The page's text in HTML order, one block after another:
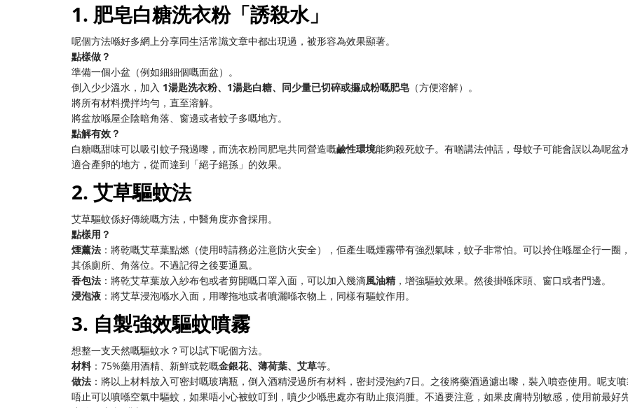
1. 肥皂白糖洗衣粉「誘殺水」
呢個方法喺好多網上分享同生活常識文章中都出現過，被形容為效果顯著。
點樣做？
準備一個小盆（例如細細個嘅面盆）。
倒入少少溫水，加入 1湯匙洗衣粉、1湯匙白糖、同少量已切碎或攞成粉嘅肥皂 （方便溶解）。
將所有材料攪拌均勻，直至溶解。
將盆放喺屋企陰暗角落、窗邊或者蚊子多嘅地方。
點解有效？
白糖嘅甜味可以吸引蚊子飛過嚟，而洗衣粉同肥皂共同營造嘅鹼性環境能夠殺死蚊子。有啲講法仲話，母蚊子可能會誤以為呢盆
適合產卵的地方，從而達到「絕子絕孫」的效果。
2. 艾草驅蚊法
艾草驅蚊係好傳統嘅方法，中醫角度亦會採用。
點樣用？
煙薰法 ：將乾嘅艾草葉點燃（使用時請務必注意防火安全），佢產生嘅煙霧帶有強烈氣味，蚊子非常怕。可以拎住喺屋企行一圈
其係廁所、角落位。不過記得之後要通風。
香包法 ：將乾艾草葉放入紗布包或者剪開嘅口罩入面，可以加入幾滴風油精，增強驅蚊效果。然後掛喺床頭、窗口或者門邊。
浸泡液 ：將艾草浸泡喺水入面，用嚟拖地或者噴灑喺衣物上，同樣有驅蚊作用。
3. 自製強效驅蚊噴霧
想整一支天然嘅驅蚊水？可以試下呢個方法。
材料：75%藥用酒精、新鮮或乾嘅金銀花、薄荷葉、艾草等。
做法 ：將以上材料放入可密封嘅玻璃瓶，倒入酒精浸過所有材料，密封浸泡約7日。之後將藥酒過濾出嚟，裝入噴壺使用。呢支
唔止可以噴喺空氣中驅蚊，如果唔小心被蚊叮到，噴少少喺患處亦有助止痕消腫。不過要注意，如果皮膚特別敏感，使用前最好